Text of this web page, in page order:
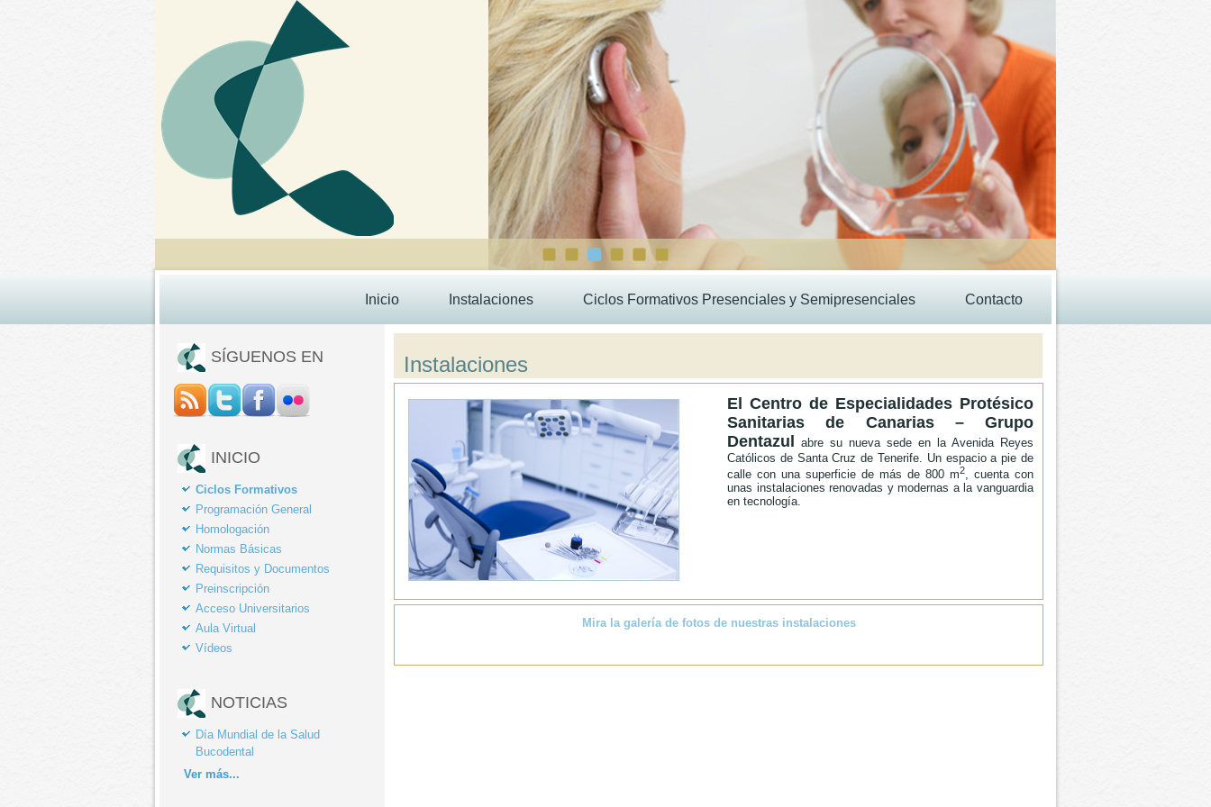
Inicio Instalaciones Ciclos Formativos Presenciales y Semipresenciales Contacto
SÍGUENOS EN
INICIO
Ciclos Formativos
Programación General
Homologación
Normas Básicas
Requisitos y Documentos
Preinscripción
Acceso Universitarios
Aula Virtual
Vídeos
NOTICIAS
Día Mundial de la Salud
Bucodental
Ver más...
Instalaciones
El
Centro de Especialidades Protésico
Sanitarias de Canarias – Grupo
Dentazul
abre su nueva sede en la Avenida Reyes
Católicos de Santa Cruz de Tenerife. Un espacio a pie de
calle con una superficie de más de 800 m2, cuenta con
unas instalaciones renovadas y modernas a la vanguardia
en tecnología.
Mira la galería de fotos de nuestras instalaciones